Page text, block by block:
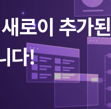
로이 추가된
다!